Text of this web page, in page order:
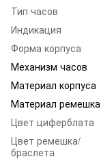
Тип часов
Индикация
Форма корпуса
Механизм часов
Материал корпуса
Материал ремешка
Цвет циферблата
Цвет ремешка/
браслета